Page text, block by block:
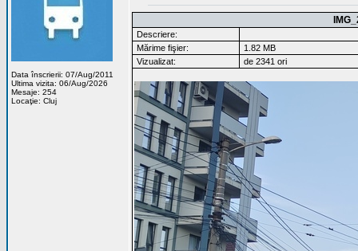
Data înscrierii: 07/Aug/2011
Ultima vizita: 06/Aug/2026
Mesaje: 254
Locaţie: Cluj
Descriere:
Mărime fişier:
1.82 MB
Vizualizat:
de 2341 ori